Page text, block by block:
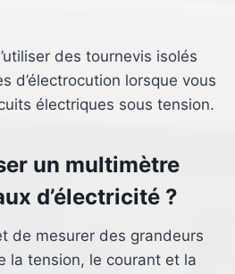
des tournevis isolés
d’électrocution lorsque vous
électriques sous tension.
un multimètre
d’électricité ?
de mesurer des grandeurs
la tension, le courant et la